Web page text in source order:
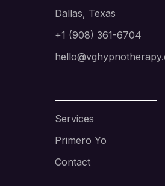
Dallas, Texas
+1 (908) 361-6704
Services
Primero Yo
Contact